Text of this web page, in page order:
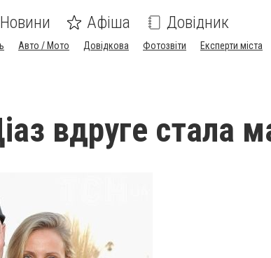
Новини Афіша Довідник
Авто / Мото Довідкова Фотозвіти Експерти міста
вдруге стала